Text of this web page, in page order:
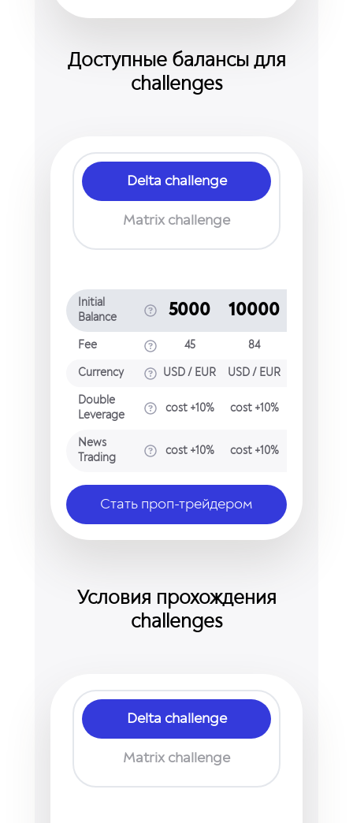
Доступные балансы для
challenges
Delta challenge
Matrix challenge
Initial
Balance
5000 10000
Fee 45 84
Currency USD / EUR USD / EUR
Double
Leverage
cost +10% cost +10%
News
Trading
cost +10% cost +10%
Стать проп-трейдером
Условия прохождения
challenges
Delta challenge
Matrix challenge